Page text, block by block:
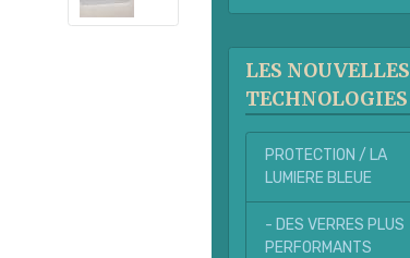
LES NOUVELLES
TECHNOLOGIES
PROTECTION / LA
LUMIERE BLEUE
- DES VERRES PLUS
PERFORMANTS